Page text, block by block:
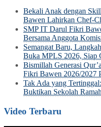
Bekali Anak dengan
Bawen Lahirkan Chef-
SMP IT Darul Fikri
Bersama Anggota
Semangat Baru,
Buka MPLS 2026, Siap
Bismillah Generasi
Fikri Bawen 2026/2027
Tak Ada yang
Buktikan Sekolah
Video Terbaru